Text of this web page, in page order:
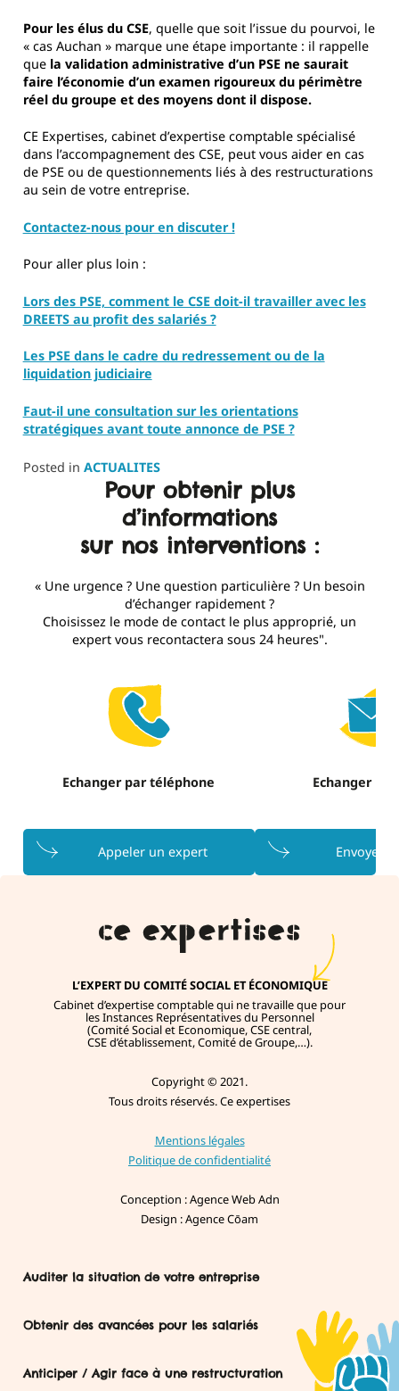
Pour les élus du CSE, quelle que soit l’issue du pourvoi, le
« cas Auchan » marque une étape importante : il rappelle
que la validation administrative d’un PSE ne saurait
faire l’économie d’un examen rigoureux du périmètre
réel du groupe et des moyens dont il dispose.
CE Expertises, cabinet d’expertise comptable spécialisé
dans l’accompagnement des CSE, peut vous aider en cas
de PSE ou de questionnements liés à des restructurations
au sein de votre entreprise.
Contactez-nous pour en discuter !
Pour aller plus loin :
Lors des PSE, comment le CSE doit-il travailler avec les
DREETS au profit des salariés ?
Les PSE dans le cadre du redressement ou de la
liquidation judiciaire
Faut-il une consultation sur les orientations
stratégiques avant toute annonce de PSE ?
Posted in ACTUALITES
Pour obtenir plus
d’informations
sur nos interventions :
« Une urgence ? Une question particulière ? Un besoin
d’échanger rapidement ?
Choisissez le mode de contact le plus approprié, un
expert vous recontactera sous 24 heures".
Echanger par téléphone
Appeler un expert
Echanger
Envoyer
L’EXPERT DU COMITÉ SOCIAL ET ÉCONOMIQUE
Cabinet d’expertise comptable qui ne travaille que pour
les Instances Représentatives du Personnel
(Comité Social et Economique, CSE central,
CSE d’établissement, Comité de Groupe,…).
Copyright © 2021.
Tous droits réservés. Ce expertises
Mentions légales
Politique de confidentialité
Conception : Agence Web Adn
Design : Agence Cōam
Auditer la situation de votre entreprise
Consultation sur la Situation économique et financière
Consultation sur la Politique sociale, les conditions de travail et
l’emploi
Obtenir des avancées pour les salariés
Conditions de travail
Anticiper / Agir face à une restructuration